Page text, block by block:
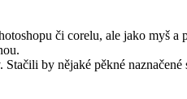
či corelu, ale jako myš a
by nějaké pěkné